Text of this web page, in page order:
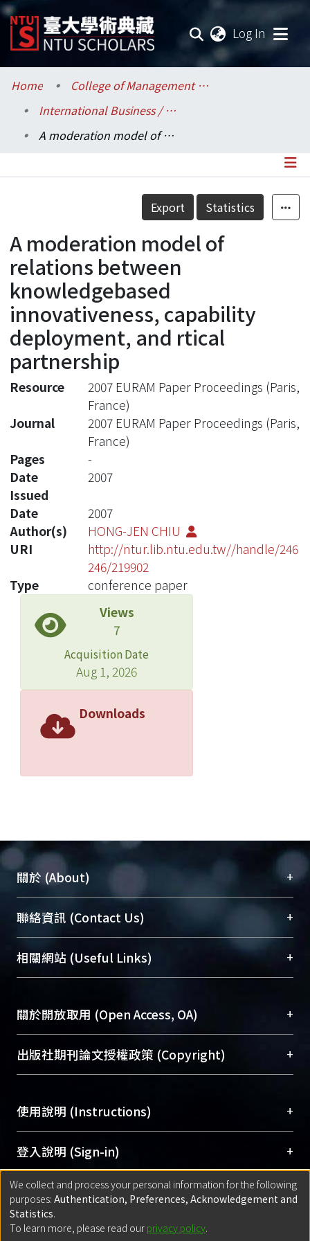
Log In
Communities & Collections
Research Outputs
Statistics
Home
College of Management / 管理學院
International Business / 國際企業學系
A moderation model of relations between knowledgebased innovativeness, capability deployment, and rtical partnership
Details
Export Statistics
A moderation model of
relations between
knowledgebased
innovativeness, capability
deployment, and rtical
partnership
Resource
2007 EURAM Paper Proceedings (Paris,
France)
Journal
2007 EURAM Paper Proceedings (Paris,
France)
Pages
-
Date
Issued
2007
Date
2007
Author(s)
HONG-JEN CHIU
URI
http://ntur.lib.ntu.edu.tw//handle/246
246/219902
Type
conference paper
Views
7
Acquisition Date
Aug 1, 2026
Downloads
關於 (About) +
臺大位居世界頂尖大學之列，為永久珍藏及向國際
展現本校豐碩的研究成果及學術能量，圖書館整合
機構典藏（NTUR）與學術庫（AH）不同功能平
台，成為臺大學術典藏NTU scholars。期能整合研
成果。
To permanently archive and promote researcher
profiles and scholarly works, Library integrates the
services of “NTU Repository” with “Academic
聯絡資訊 (Contact Us) +
總館學科館員(Main Library)
醫學圖書館學科館員(Medical Library)
Sciences Library)
相關網站 (Useful Links) +
關於開放取用 (Open Access, OA) +
開放取用是從使用者角度提升資訊取用性的社會運
動，應用在學術研究上是透過將研究著作公開供使
用逐年攀升。同時可加速研究發展、提升研究影響
Archive）平台。 （點選深入了解OA）
出版社期刊論文授權政策 (Copyright) +
含部分內容的版權非匯入者所有，或由第三方贊
助與合作完成，請確認該版權所有者及第三方同
意提供此授權。
Please represent that the submission is your
original work, and that you have the right to
grant the rights to upload.
若欲上傳已出版的全文電子檔，可使用
使用說明 (Instructions) +
網站簡介(Quickstart Guide)
使用手冊(Instruction Manual)
線上預約服務(Booking Service)
登入說明 (Sign-in) +
方案一：臺灣大學計算機中心帳號登入
(With C&INC Email Account)
方案二：ORCID帳號登入(With ORCID)
匯入著作 (Submission) +
方案一：定期更新ORCID者，以ID匯入
We collect and process your personal information for the following
purposes: Authentication, Preferences, Acknowledgement and
Statistics.
To learn more, please read our privacy policy.